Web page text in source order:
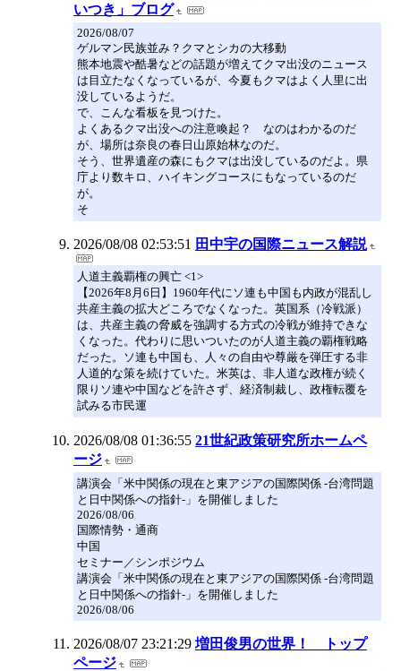
いつき」ブログ
2026/08/07
ゲルマン民族並み？クマとシカの大移動
熊本地震や酷暑などの話題が増えてクマ出没のニュース
は目立たなくなっているが、今夏もクマはよく人里に出
没しているようだ。
で、こんな看板を見つけた。
よくあるクマ出没への注意喚起？ なのはわかるのだ
が、場所は奈良の春日山原始林なのだ。
そう、世界遺産の森にもクマは出没しているのだよ。県
庁より数キロ、ハイキングコースにもなっているのだ
が。
そ
2026/08/08 02:53:51 田中宇の国際ニュース解説
人道主義覇権の興亡 <1>
【2026年8月6日】1960年代にソ連も中国も内政が混乱し
共産主義の拡大どころでなくなった。英国系（冷戦派）
は、共産主義の脅威を強調する方式の冷戦が維持できな
くなった。代わりに思いついたのが人道主義の覇権戦略
だった。ソ連も中国も、人々の自由や尊厳を弾圧する非
人道的な策を続けていた。米英は、非人道な政権が続く
限りソ連や中国などを許さず、経済制裁し、政権転覆を
試みる市民運
2026/08/08 01:36:55 21世紀政策研究所ホームペ
ージ
講演会「米中関係の現在と東アジアの国際関係 -台湾問題
と日中関係への指針-」を開催しました
2026/08/06
国際情勢・通商
中国
セミナー／シンポジウム
講演会「米中関係の現在と東アジアの国際関係 -台湾問題
と日中関係への指針-」を開催しました
2026/08/06
2026/08/07 23:21:29 増田俊男の世界！ トップ
ページ